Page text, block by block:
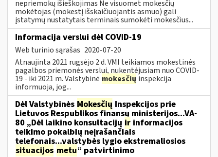
nepriemokų išieškojimas Ne visuomet mokesčių
mokėtojas (mokestį išskaičiuojantis asmuo) gali
įstatymų nustatytais terminais sumokėti mokesčius...
Informacija verslui dėl COVID-19
Web turinio sąrašas 2020-07-20
Atnaujinta 2021 rugsėjo 2 d. VMI teikiamos mokestinės
pagalbos priemonės verslui, nukentėjusiam nuo COVID-
19 - iki 2021 m. Valstybinė mokesčių inspekcija
informuoja, jog...
Dėl Valstybinės Mokesčių Inspekcijos prie
Lietuvos Respublikos finansų ministerijos...VA-
80 „Dėl laikino konsultacijų ir informacijos
teikimo pokalbių neįrašančiais
telefonais...valstybės lygio ekstremaliosios
situacijos metu“ patvirtinimo